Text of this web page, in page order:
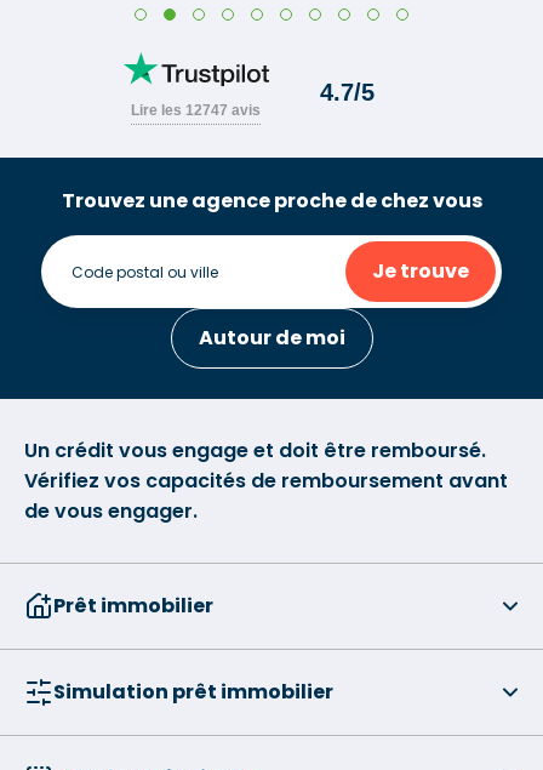
Trouvez une agence proche de chez vous
Je trouve
Autour de moi
Un crédit vous engage et doit être remboursé.
Vérifiez vos capacités de remboursement avant
de vous engager.
Prêt immobilier
Simulation prêt immobilier